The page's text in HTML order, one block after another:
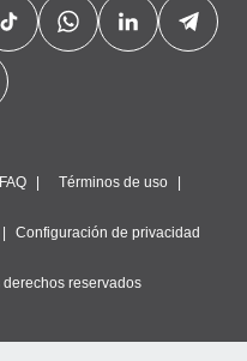
FAQ Términos de uso
Configuración de privacidad
reservados